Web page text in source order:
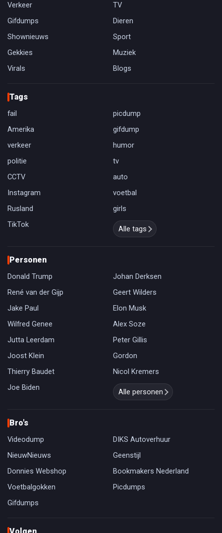
Verkeer
TV
Gifdumps
Dieren
Shownieuws
Sport
Gekkies
Muziek
Virals
Blogs
Tags
fail
picdump
Amerika
gifdump
verkeer
humor
politie
tv
CCTV
auto
Instagram
voetbal
Rusland
girls
TikTok
Alle tags
Personen
Donald Trump
Johan Derksen
René van der Gijp
Geert Wilders
Jake Paul
Elon Musk
Wilfred Genee
Alex Soze
Jutta Leerdam
Peter Gillis
Joost Klein
Gordon
Thierry Baudet
Nicol Kremers
Joe Biden
Alle personen
Bro's
Videodump
DIKS Autoverhuur
NieuwNieuws
Geenstijl
Donnies Webshop
Bookmakers Nederland
Voetbalgokken
Picdumps
Gifdumps